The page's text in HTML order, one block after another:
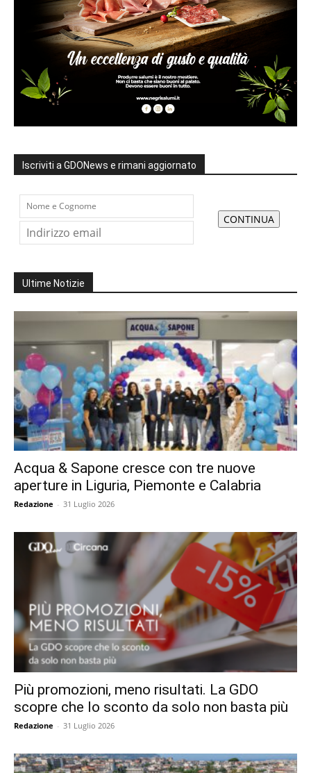
Iscriviti a GDONews e rimani aggiornato
Ultime Notizie
Acqua & Sapone cresce con tre nuove
aperture in Liguria, Piemonte e Calabria
Redazione - 31 Luglio 2026
Più promozioni, meno risultati. La GDO
scopre che lo sconto da solo non basta più
Redazione - 31 Luglio 2026